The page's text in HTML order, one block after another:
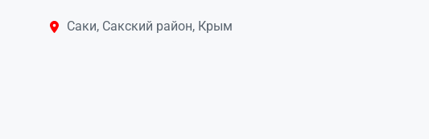
Саки, Сакский район, Крым